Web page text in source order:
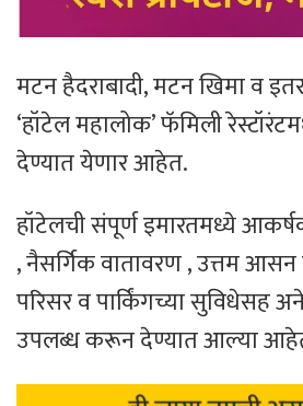
मटन हैदराबादी, मटन खिमा व इतर
‘हॉटेल महालोक’ फॅमिली
देण्यात येणार आहेत.
हॉटेलची संपूर्ण इमारतमध्ये
, नैसर्गिक वातावरण , उत्तम आसन
परिसर व पार्किंगच्या सुविधेसह
उपलब्ध करून देण्यात आल्या